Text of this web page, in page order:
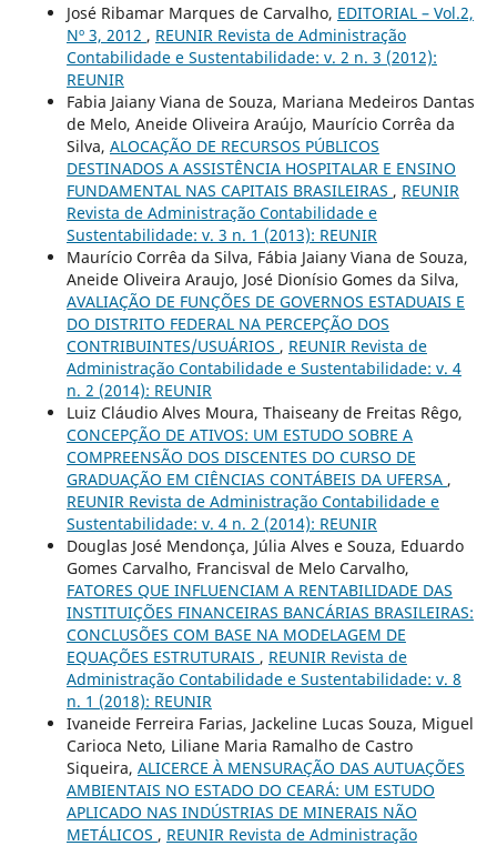
José Ribamar Marques de Carvalho, EDITORIAL – Vol.2,
Nº 3, 2012 , REUNIR Revista de Administração
Contabilidade e Sustentabilidade: v. 2 n. 3 (2012):
REUNIR
Fabia Jaiany Viana de Souza, Mariana Medeiros Dantas
de Melo, Aneide Oliveira Araújo, Maurício Corrêa da
Silva, ALOCAÇÃO DE RECURSOS PÚBLICOS
DESTINADOS A ASSISTÊNCIA HOSPITALAR E ENSINO
FUNDAMENTAL NAS CAPITAIS BRASILEIRAS , REUNIR
Revista de Administração Contabilidade e
Sustentabilidade: v. 3 n. 1 (2013): REUNIR
Maurício Corrêa da Silva, Fábia Jaiany Viana de Souza,
Aneide Oliveira Araujo, José Dionísio Gomes da Silva,
AVALIAÇÃO DE FUNÇÕES DE GOVERNOS ESTADUAIS E
DO DISTRITO FEDERAL NA PERCEPÇÃO DOS
CONTRIBUINTES/USUÁRIOS , REUNIR Revista de
Administração Contabilidade e Sustentabilidade: v. 4
n. 2 (2014): REUNIR
Luiz Cláudio Alves Moura, Thaiseany de Freitas Rêgo,
CONCEPÇÃO DE ATIVOS: UM ESTUDO SOBRE A
COMPREENSÃO DOS DISCENTES DO CURSO DE
GRADUAÇÃO EM CIÊNCIAS CONTÁBEIS DA UFERSA ,
REUNIR Revista de Administração Contabilidade e
Sustentabilidade: v. 4 n. 2 (2014): REUNIR
Douglas José Mendonça, Júlia Alves e Souza, Eduardo
Gomes Carvalho, Francisval de Melo Carvalho,
FATORES QUE INFLUENCIAM A RENTABILIDADE DAS
INSTITUIÇÕES FINANCEIRAS BANCÁRIAS BRASILEIRAS:
CONCLUSÕES COM BASE NA MODELAGEM DE
EQUAÇÕES ESTRUTURAIS , REUNIR Revista de
Administração Contabilidade e Sustentabilidade: v. 8
n. 1 (2018): REUNIR
Ivaneide Ferreira Farias, Jackeline Lucas Souza, Miguel
Carioca Neto, Liliane Maria Ramalho de Castro
Siqueira, ALICERCE À MENSURAÇÃO DAS AUTUAÇÕES
AMBIENTAIS NO ESTADO DO CEARÁ: UM ESTUDO
APLICADO NAS INDÚSTRIAS DE MINERAIS NÃO
METÁLICOS , REUNIR Revista de Administração